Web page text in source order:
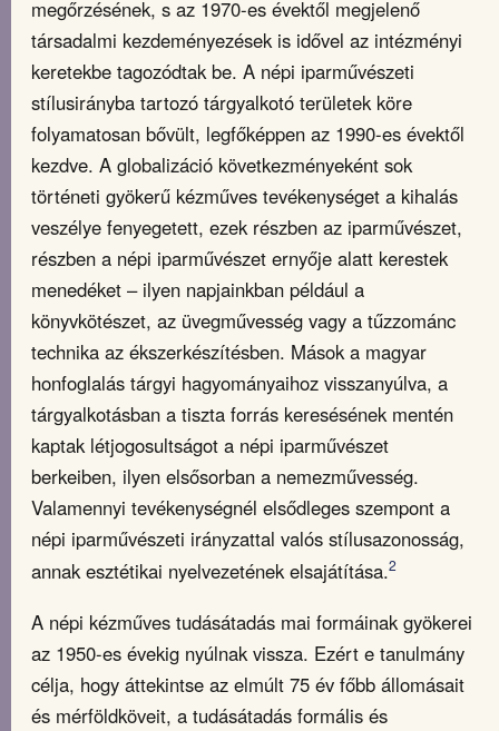
megőrzésének, s az 1970-es évektől megjelenő
társadalmi kezdeményezések is idővel az intézményi
keretekbe tagozódtak be. A népi iparművészeti
stílusirányba tartozó tárgyalkotó területek köre
folyamatosan bővült, legfőképpen az 1990-es évektől
kezdve. A globalizáció következményeként sok
történeti gyökerű kézműves tevékenységet a kihalás
veszélye fenyegetett, ezek részben az iparművészet,
részben a népi iparművészet ernyője alatt kerestek
menedéket – ilyen napjainkban például a
könyvkötészet, az üvegművesség vagy a tűzzománc
technika az ékszerkészítésben. Mások a magyar
honfoglalás tárgyi hagyományaihoz visszanyúlva, a
tárgyalkotásban a tiszta forrás keresésének mentén
kaptak létjogosultságot a népi iparművészet
berkeiben, ilyen elsősorban a nemezművesség.
Valamennyi tevékenységnél elsődleges szempont a
népi iparművészeti irányzattal valós stílusazonosság,
annak esztétikai nyelvezetének elsajátítása.2
A népi kézműves tudásátadás mai formáinak gyökerei
az 1950-es évekig nyúlnak vissza. Ezért e tanulmány
célja, hogy áttekintse az elmúlt 75 év főbb állomásait
és mérföldköveit, a tudásátadás formális és